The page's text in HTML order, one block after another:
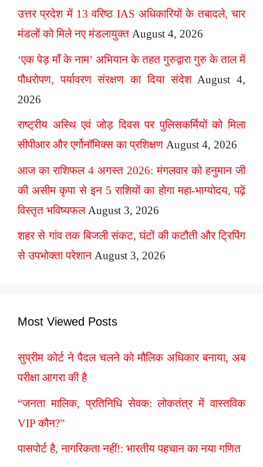
उत्तर प्रदेश में 13 वरिष्ठ IAS अधिकारियों के तबादले, चार
मंडलों को मिले नए मंडलायुक्त August 4, 2026
‘एक पेड़ माँ के नाम’ अभियान के तहत गुरुद्वारा गुरु के ताल में
पौधरोपण, पर्यावरण संरक्षण का दिया संदेश August 4,
2026
राष्ट्रीय अस्थि एवं जोड़ दिवस पर पुलिसकर्मियों को मिला
सीपीआर और एर्गोनॉमिक्स का प्रशिक्षण August 4, 2026
आज का राशिफल 4 अगस्त 2026: मंगलवार को हनुमान जी
की असीम कृपा से इन 5 राशियों का होगा महा-भाग्योदय, पढ़ें
विस्तृत भविष्यफल August 3, 2026
शहर से गांव तक बिजली संकट, घंटों की कटौती और ट्रिपिंग
से उपभोक्ता परेशान August 3, 2026
Most Viewed Posts
सुप्रीम कोर्ट ने पैदल चलने को मौलिक अधिकार बनाया, अब
परीक्षा आगरा की है
“जनता मालिक, प्रतिनिधि सेवक: लोकतंत्र में वास्तविक
VIP कौन?”
पासपोर्ट है, नागरिकता नहीं!: भारतीय पहचान का नया गणित